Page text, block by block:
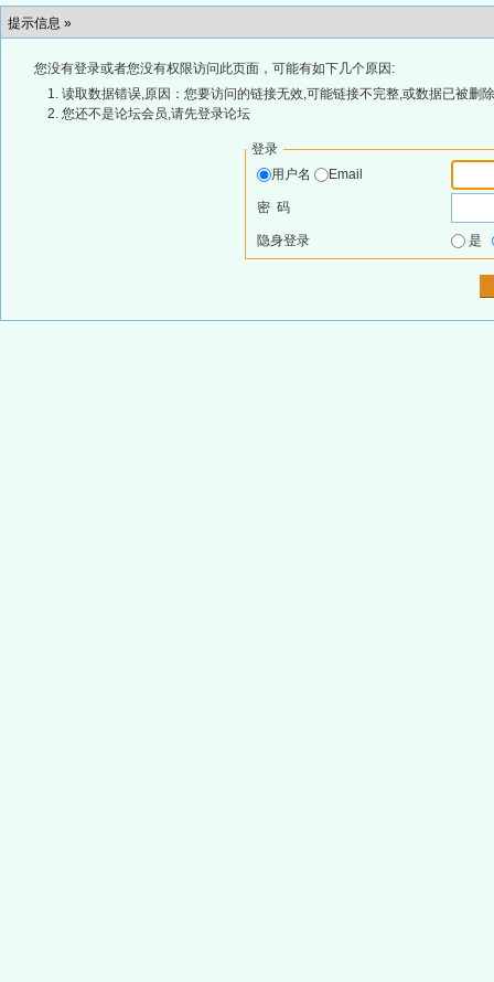
提示信息 »
您没有登录或者您没有权限访问此页面，可能有如下几个原因:
读取数据错误,原因：您要访问的链接无效,可能链接不完整,或数据已被删
您还不是论坛会员,请先登录论坛
登录
用户名
Email
密 码
隐身登录 是